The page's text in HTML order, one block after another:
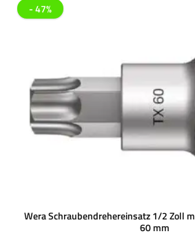
- 47%
Wera Schraubendrehereinsatz 1/2 Zoll
60 mm